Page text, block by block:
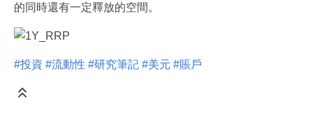
的同時還有一定釋放的空間。
#投資 #流動性 #研究筆記 #美元 #賬戶